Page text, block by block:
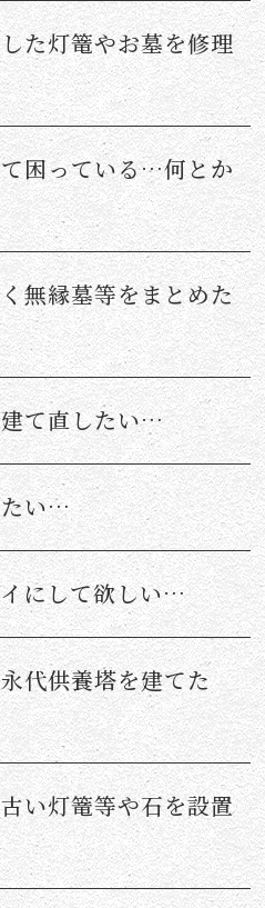
た灯篭やお墓を修理
困っている…何とか
無縁墓等をまとめた
て直したい…
たい…
にして欲しい…
代供養塔を建てた
い灯篭等や石を設置